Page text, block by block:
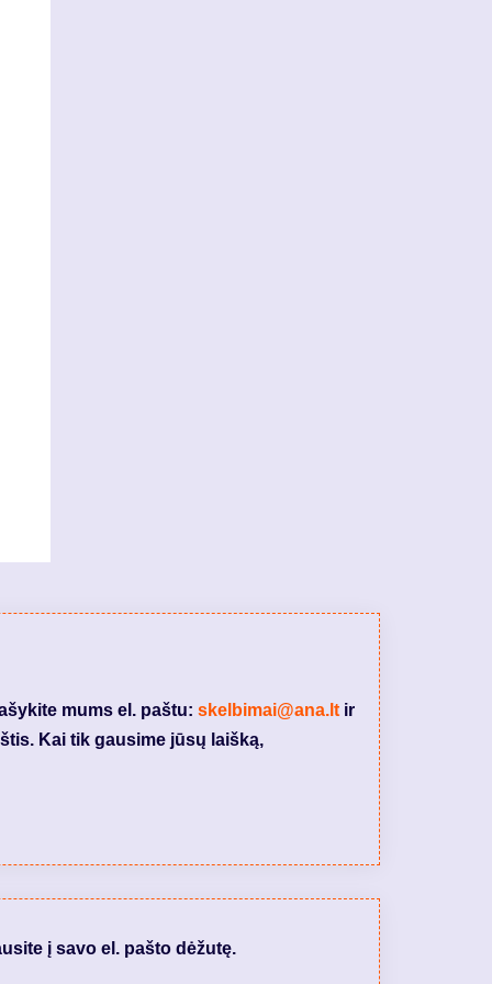
mums el. paštu: skelbimai@ana.ltir
Kai tik gausime jūsų laišką,
į savo el. pašto dėžutę.